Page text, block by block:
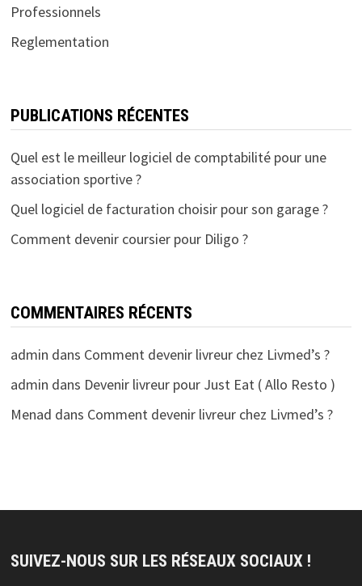
Professionnels
Reglementation
PUBLICATIONS RÉCENTES
Quel est le meilleur logiciel de comptabilité pour une
association sportive ?
Quel logiciel de facturation choisir pour son garage ?
Comment devenir coursier pour Diligo ?
COMMENTAIRES RÉCENTS
admin dans Comment devenir livreur chez Livmed’s ?
admin dans Devenir livreur pour Just Eat ( Allo Resto )
Menad dans Comment devenir livreur chez Livmed’s ?
SUIVEZ-NOUS SUR LES RÉSEAUX SOCIAUX !